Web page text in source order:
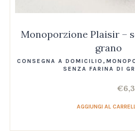
Monoporzione Plaisir –
grano
CONSEGNA A DOMICILIO ,
SENZA FARINA DI
€
AGGIUNGI AL